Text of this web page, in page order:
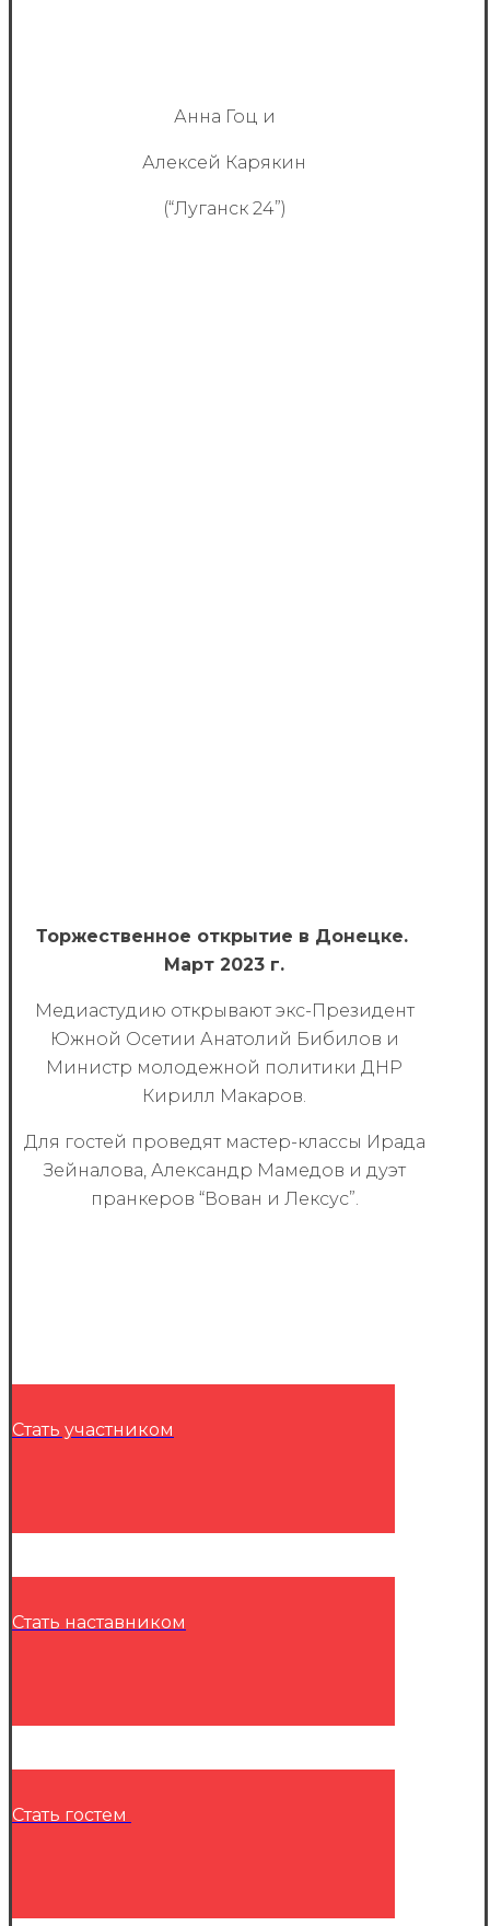
Анна Гоц и
Алексей Карякин
(“Луганск 24”)
Торжественное открытие в Донецке.
Март 2023 г.
Медиастудию открывают экс-Президент
Южной Осетии Анатолий Бибилов и
Министр молодежной политики ДНР
Кирилл Макаров.
Для гостей проведят мастер-классы Ирада
Зейналова, Александр Мамедов и дуэт
пранкеров “Вован и Лексус”.
Стать участником
Стать наставником
Стать гостем